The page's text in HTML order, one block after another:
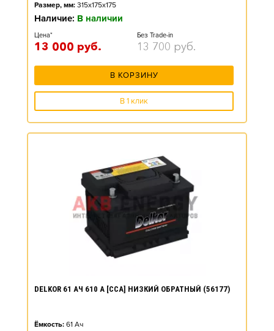
Размер, мм: 315x175x175
Наличие: В наличии
Цена*
13 000 руб.
Без Trade-in
13 700 руб.
В КОРЗИНУ
В 1 клик
DELKOR 61 АЧ 610 А [CCA] НИЗКИЙ ОБРАТНЫЙ (56177)
Ёмкость: 61 Ач